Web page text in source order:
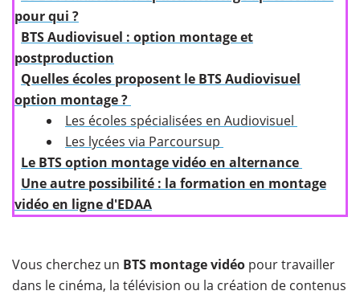
pour qui ?
BTS Audiovisuel : option montage et
postproduction
Quelles écoles proposent le BTS Audiovisuel
option montage ?
Les écoles spécialisées en Audiovisuel
Les lycées via Parcoursup
Le BTS option montage vidéo en alternance
Une autre possibilité : la formation en montage
vidéo en ligne d'EDAA
Vous cherchez un BTS montage vidéo pour travailler
dans le cinéma, la télévision ou la création de contenus